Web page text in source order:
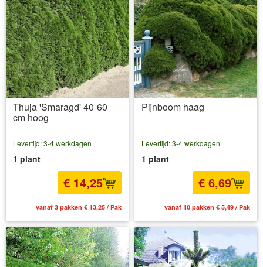
Thuja 'Smaragd' 40-60
cm hoog
Levertijd: 3-4 werkdagen
1 plant
€ 14,25
vanaf 3 pakken € 13,25 / Pak
Pijnboom haag
Levertijd: 3-4 werkdagen
1 plant
€ 6,69
vanaf 10 pakken € 5,49 / Pak